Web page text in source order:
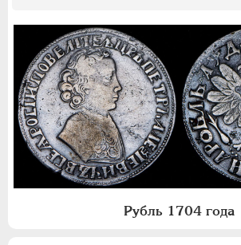
Рубль 1704 года